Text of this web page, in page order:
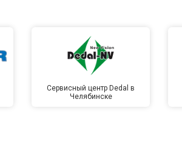
Сервисный центр Dedal в
Челябинске